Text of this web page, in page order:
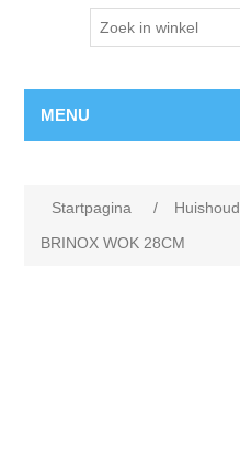
MENU
Startpagina / Huishoud
BRINOX WOK 28CM